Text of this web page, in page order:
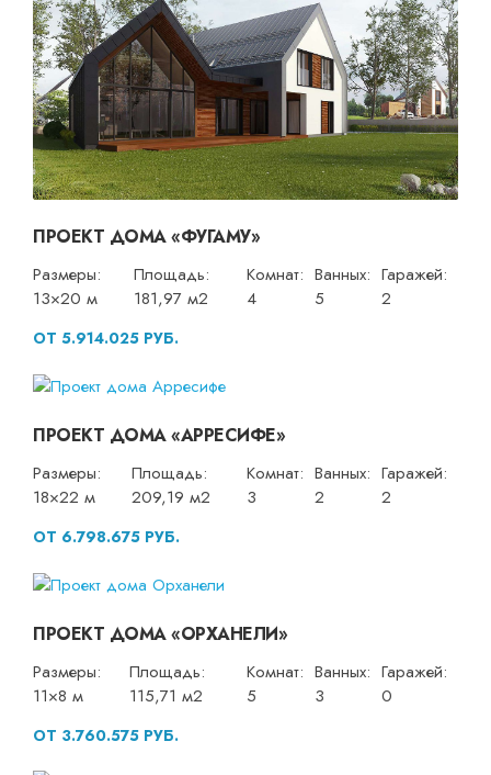
ПРОЕКТ ДОМА «ФУГАМУ»
Размеры:
13×20 м
Площадь:
181,97 м2
Комнат:
4
Ванных:
5
Гаражей:
2
ОТ 5.914.025 РУБ.
ПРОЕКТ ДОМА «АРРЕСИФЕ»
Размеры:
18×22 м
Площадь:
209,19 м2
Комнат:
3
Ванных:
2
Гаражей:
2
ОТ 6.798.675 РУБ.
ПРОЕКТ ДОМА «ОРХАНЕЛИ»
Размеры:
11×8 м
Площадь:
115,71 м2
Комнат:
5
Ванных:
3
Гаражей:
0
ОТ 3.760.575 РУБ.